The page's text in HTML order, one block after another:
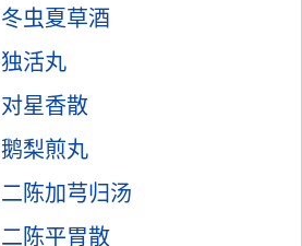
冬虫夏草酒
独活丸
对星香散
鹅梨煎丸
二陈加芎归汤
二陈平胃散